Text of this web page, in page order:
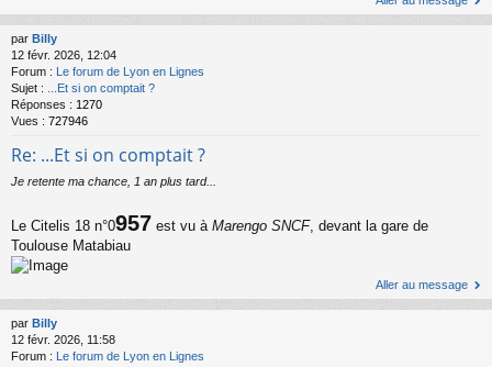
par Billy
12 févr. 2026, 12:04
Forum :
Le forum de Lyon en Lignes
Sujet :
...Et si on comptait ?
Réponses : 1270
Vues : 727946
Re: ...Et si on comptait ?
Je retente ma chance, 1 an plus tard...
Le Citelis 18 n°0957 est vu à Marengo SNCF, devant la gare de
Toulouse Matabiau
Aller au message
par Billy
12 févr. 2026, 11:58
Forum : Le forum de Lyon en Lignes